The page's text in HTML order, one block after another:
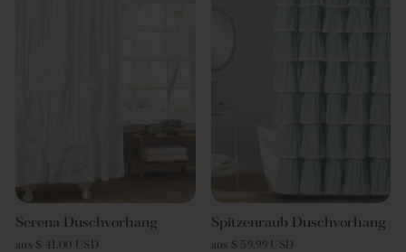
Serena Duschvorhang
aus $ 41.00 USD
Spitzenraub Duschvorhang
aus $ 59.99 USD